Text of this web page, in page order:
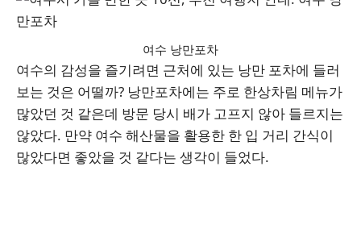
여수 낭만포차
여수의 감성을 즐기려면 근처에 있는 낭만 포차에 들러
보는 것은 어떨까? 낭만포차에는 주로 한상차림 메뉴가
많았던 것 같은데 방문 당시 배가 고프지 않아 들르지는
않았다. 만약 여수 해산물을 활용한 한 입 거리 간식이
많았다면 좋았을 것 같다는 생각이 들었다.